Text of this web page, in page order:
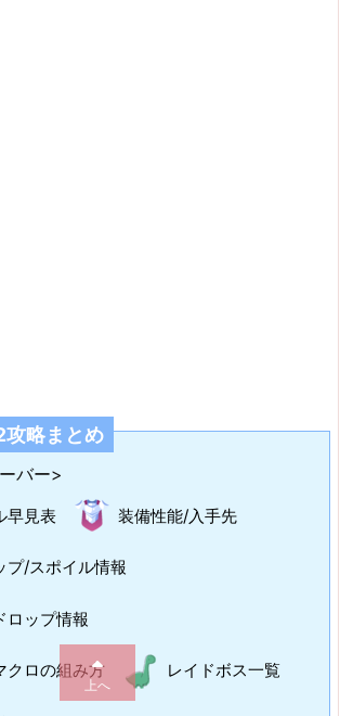
攻略まとめ
バー>
早見表 装備性能/入手先
プ/スポイル情報
ロップ情報
クロの組み方 レイドボス一覧
上へ